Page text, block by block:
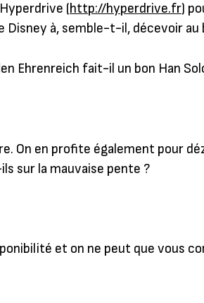
(http://hyperdrive.fr)
Disney à, semble-t-il, décevoir au
Ehrenreich fait-il un bon Han
On en profite également pour
sur la mauvaise pente ?
et on ne peut que vous